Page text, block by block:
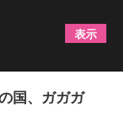
ITAMI
国、ガガガ
表示